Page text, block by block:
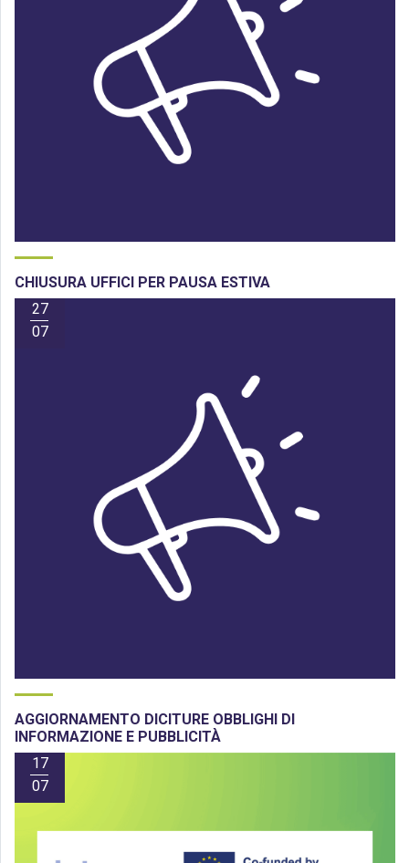
CHIUSURA UFFICI PER PAUSA ESTIVA
27
07
AGGIORNAMENTO DICITURE OBBLIGHI DI
INFORMAZIONE E PUBBLICITÀ
17
07